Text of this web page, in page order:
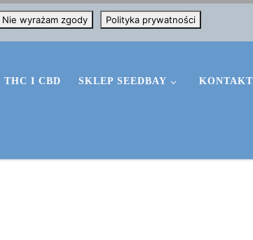
THC I CBD SKLEP SEEDBAY KONTAKT
Nie wyrażam zgody Polityka prywatności